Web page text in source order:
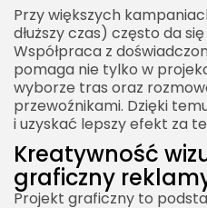
Przy większych
dłuższy czas) często da
Współpraca z
pomaga nie tylko w
wyborze tras oraz
przewoźnikami. Dzięki
i uzyskać lepszy efekt za
Kreatywność
graficzny
Projekt graficzny to